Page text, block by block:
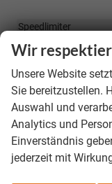
Speedlimiter
Zentralverriegelung
Trichter für
Anhängerkupplung-
Berg-Anfahr-
Easy-Start, Start-
Wir
Unsere Website
Sie bereitzustellen.
Auswahl und
Analytics und
Einverständnis
jederzeit mit